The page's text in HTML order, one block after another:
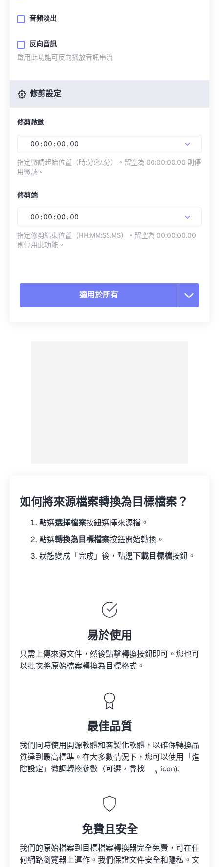
音頻淡出
反向音訊
啟用此功能可反向播放音訊串流
修剪設定
修剪啟動
00 : 00 : 00 . 00
指定微調起始位置（時:分:秒.分）。留空為 00:00:00.00 則停
用微調。
修剪端
00 : 00 : 00 . 00
指定修剪結束位置（HH:MM:SS.MS）。留空為 00:00:00.00
則停用此功能。
適用於所有
如何將來源檔案轉換為目標檔案？
點選選擇檔案按鈕選擇來源檔。
點選轉換為目標檔案按鈕開始轉換。
狀態變成「完成」後，點選 下載目標檔按鈕。
易於使用
只需上傳來源文件，然後點擊轉換按鈕即可。您也可
以批次將原始檔案轉換為目標格式。
最佳品質
我們同時使用開源軟體和客製化軟體，以確保轉換品
質達到最高標準。在大多數情況下，您可以使用「進
階設定」微調轉換參數（可選，尋找
icon).
免費且安全
我們的原始檔案到目標檔案轉換器完全免費，可在任
何網路瀏覽器上運作。我們保證文件安全和隱私。文